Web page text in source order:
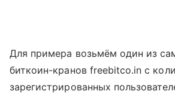
Для примера возьмём один из
биткоин-кранов freebitco.in с
зарегистрированных